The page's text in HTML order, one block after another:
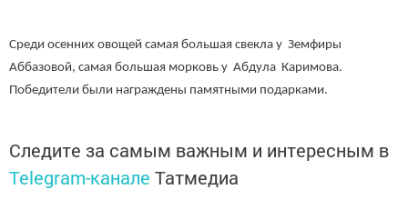
Среди осенних овощей самая большая свекла у Земфиры
Аббазовой, самая большая морковь у Абдула Каримова.
Победители были награждены памятными подарками.
Следите за самым важным и интересным в
Telegram-канале Татмедиа